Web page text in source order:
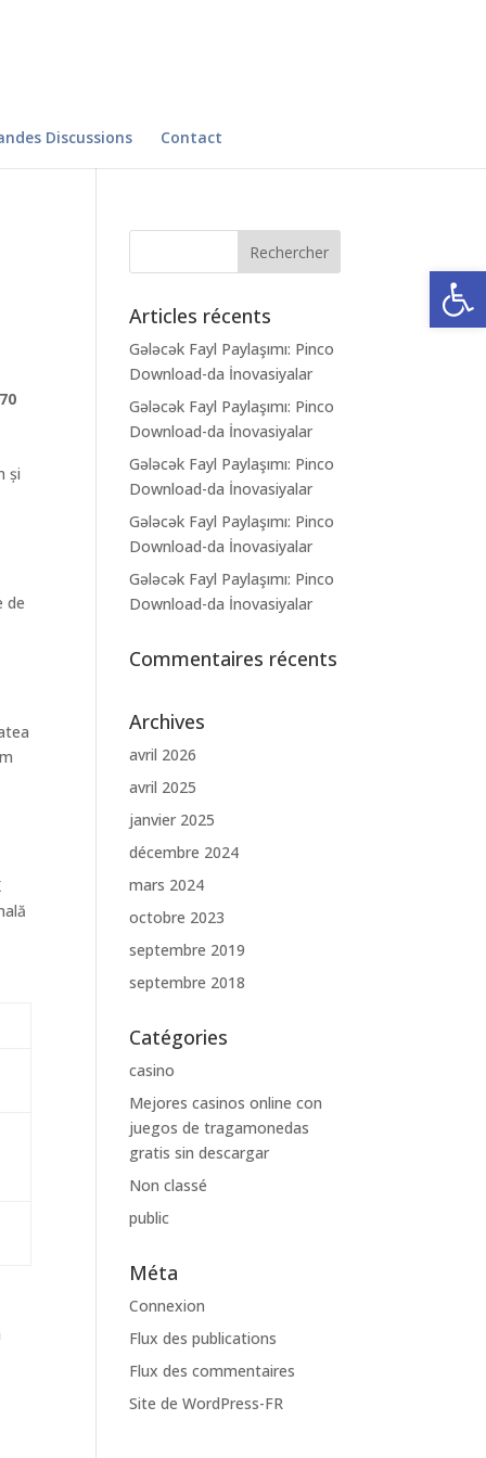
Ouvrir
Discussions Contact
70
și
de
Articles récents
Gələcək Fayl Paylaşımı: Pinco
Download-da İnovasiyalar
Gələcək Fayl Paylaşımı: Pinco
Download-da İnovasiyalar
Gələcək Fayl Paylaşımı: Pinco
Download-da İnovasiyalar
Gələcək Fayl Paylaşımı: Pinco
Download-da İnovasiyalar
Gələcək Fayl Paylaşımı: Pinco
Download-da İnovasiyalar
Commentaires récents
Archives
avril 2026
avril 2025
janvier 2025
décembre 2024
mars 2024
octobre 2023
septembre 2019
septembre 2018
Catégories
casino
Mejores casinos online con
juegos de tragamonedas
gratis sin descargar
Non classé
public
Méta
Connexion
Flux des publications
Flux des commentaires
Site de WordPress-FR